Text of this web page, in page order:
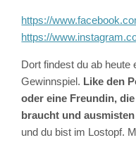
https://
https://
Dort findest du ab
Gewinnspiel. Like den
oder eine Freundin,
braucht und
und du bist im Lostopf.